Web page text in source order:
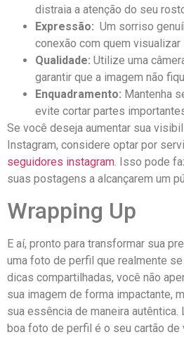
distraia a atenção do seu
Expressão:
Um ⁤sorriso
⁤conexão com quem visualizar⁤
Qualidade: Utilize uma
garantir que‌ a imagem‌ não
Enquadramento: Mantenha
evite cortar partes
Se você‍ deseja⁢ aumentar sua
Instagram, considere‌ optar por
seguidores instagram . Isso ⁣pode
suas postagens a alcançarem ‌um
Wrapping ⁣Up
E aí,⁣ pronto‌ para transformar‍ sua
uma⁣ foto⁤ de⁣ perfil​ que realmente
dicas⁤ compartilhadas, você não
sua imagem de forma impactante,
sua essência​ de ‌maneira
boa foto de perfil é⁣ o seu cartão​ de